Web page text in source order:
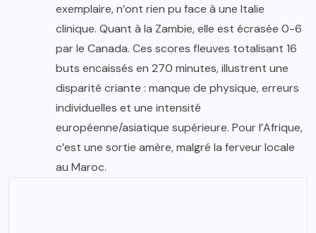
exemplaire, n’ont rien pu face à une Italie
clinique. Quant à la Zambie, elle est écrasée 0-6
par le Canada. Ces scores fleuves totalisant 16
buts encaissés en 270 minutes, illustrent une
disparité criante : manque de physique, erreurs
individuelles et une intensité
européenne/asiatique supérieure. Pour l’Afrique,
c’est une sortie amère, malgré la ferveur locale
au Maroc.